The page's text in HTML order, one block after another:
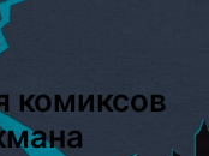
комиксов